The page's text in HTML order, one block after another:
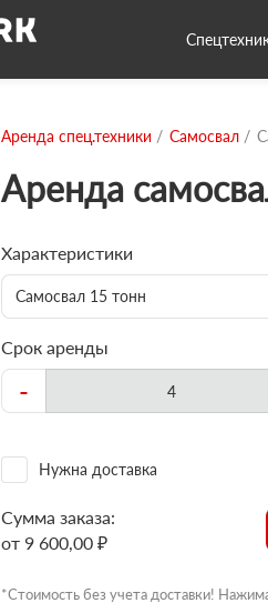
Аренда спец.техники Самосвал
Аренда
Характеристики
Самосвал 15 тонн
Срок аренды
-
Нужна доставка
Сумма заказа:
от 9 600,00 ₽
*Стоимость без учета доставки!